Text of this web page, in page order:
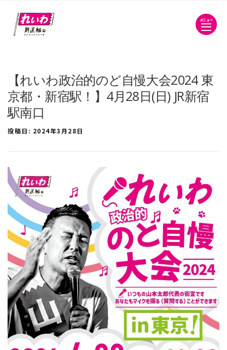
メニュー
【れいわ政治的のど自慢大会2024 東
京都・新宿駅！】4月28日(日) JR新宿
駅南口
投稿日: 2024年3月28日